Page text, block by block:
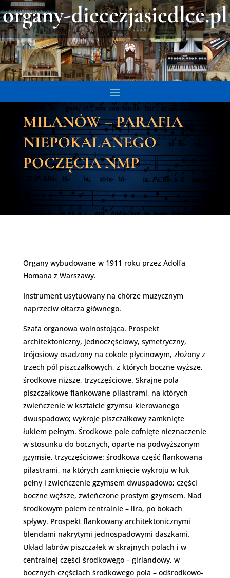
organy-diecezjasiedlce.pl
MILANÓW – PARAFIA
NIEPOKALANEGO
POCZĘCIA NMP
Organy wybudowane w 1911 roku przez Adolfa
Homana z Warszawy.
Instrument usytuowany na chórze muzycznym
naprzeciw ołtarza głównego.
Szafa organowa wolnostojąca. Prospekt
architektoniczny, jednoczęściowy, symetryczny,
trójosiowy osadzony na cokole płycinowym, złożony z
trzech pól piszczałkowych, z których boczne wyższe,
środkowe niższe, trzyczęściowe. Skrajne pola
piszczałkowe flankowane pilastrami, na których
zwieńczenie w kształcie gzymsu kierowanego
dwuspadowo; wykroje piszczałkowy zamknięte
łukiem pełnym. Środkowe pole cofnięte nieznaczenie
w stosunku do bocznych, oparte na podwyższonym
gzymsie, trzyczęściowe: środkowa część flankowana
pilastrami, na których zamknięcie wykroju w łuk
pełny i zwieńczenie gzymsem dwuspadowo; części
boczne węższe, zwieńczone prostym gzymsem. Nad
środkowym polem centralnie – lira, po bokach
spływy. Prospekt flankowany architektonicznymi
blendami nakrytymi jednospadowymi daszkami.
Układ labrów piszczałek w skrajnych polach i w
centralnej części środkowego – girlandowy, w
bocznych częściach środkowego pola – odśrodkowo-